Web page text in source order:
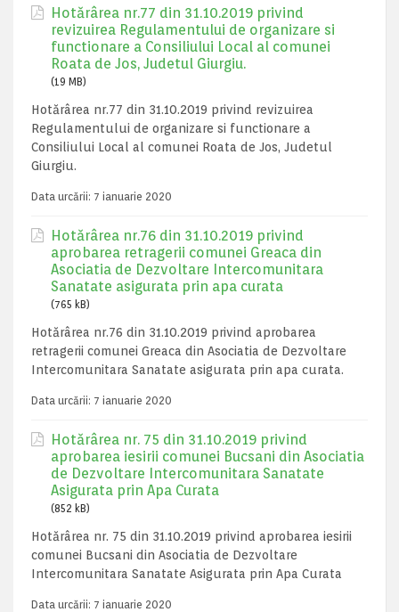
Hotărârea nr.77 din 31.10.2019 privind
revizuirea Regulamentului de organizare si
functionare a Consiliului Local al comunei
Roata de Jos, Judetul Giurgiu.
(19 MB)
Hotărârea nr.77 din 31.10.2019 privind revizuirea
Regulamentului de organizare si functionare a
Consiliului Local al comunei Roata de Jos, Judetul
Giurgiu.
Data urcării: 7 ianuarie 2020
Hotărârea nr.76 din 31.10.2019 privind
aprobarea retragerii comunei Greaca din
Asociatia de Dezvoltare Intercomunitara
Sanatate asigurata prin apa curata
(765 kB)
Hotărârea nr.76 din 31.10.2019 privind aprobarea
retragerii comunei Greaca din Asociatia de Dezvoltare
Intercomunitara Sanatate asigurata prin apa curata.
Data urcării: 7 ianuarie 2020
Hotărârea nr. 75 din 31.10.2019 privind
aprobarea iesirii comunei Bucsani din Asociatia
de Dezvoltare Intercomunitara Sanatate
Asigurata prin Apa Curata
(852 kB)
Hotărârea nr. 75 din 31.10.2019 privind aprobarea iesirii
comunei Bucsani din Asociatia de Dezvoltare
Intercomunitara Sanatate Asigurata prin Apa Curata
Data urcării: 7 ianuarie 2020